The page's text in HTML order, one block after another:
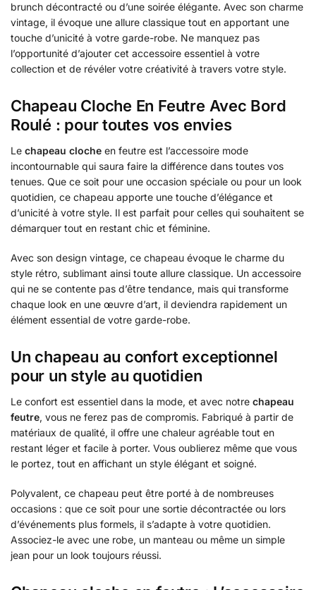
brunch décontracté ou d’une soirée élégante. Avec son charme
vintage, il évoque une allure classique tout en apportant une
touche d’unicité à votre garde-robe. Ne manquez pas
l’opportunité d’ajouter cet accessoire essentiel à votre
collection et de révéler votre créativité à travers votre style.
Chapeau Cloche En Feutre Avec Bord
Roulé : pour toutes vos envies
Le chapeau cloche en feutre est l’accessoire mode
incontournable qui saura faire la différence dans toutes vos
tenues. Que ce soit pour une occasion spéciale ou pour un look
quotidien, ce chapeau apporte une touche d’élégance et
d’unicité à votre style. Il est parfait pour celles qui souhaitent se
démarquer tout en restant chic et féminine.
Avec son design vintage, ce chapeau évoque le charme du
style rétro, sublimant ainsi toute allure classique. Un accessoire
qui ne se contente pas d’être tendance, mais qui transforme
chaque look en une œuvre d’art, il deviendra rapidement un
élément essential de votre garde-robe.
Un chapeau au confort exceptionnel
pour un style au quotidien
Le confort est essentiel dans la mode, et avec notre chapeau
feutre, vous ne ferez pas de compromis. Fabriqué à partir de
matériaux de qualité, il offre une chaleur agréable tout en
restant léger et facile à porter. Vous oublierez même que vous
le portez, tout en affichant un style élégant et soigné.
Polyvalent, ce chapeau peut être porté à de nombreuses
occasions : que ce soit pour une sortie décontractée ou lors
d’événements plus formels, il s’adapte à votre quotidien.
Associez-le avec une robe, un manteau ou même un simple
jean pour un look toujours réussi.